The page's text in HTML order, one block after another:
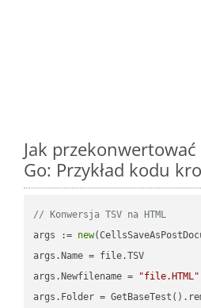
Jak przekonwertować
Go: Przykład kodu
// Konwersja TSV na HTML
args := new
args.Name = file.TSV
args.Newfilename =
"file.HTML"
args.Folder =